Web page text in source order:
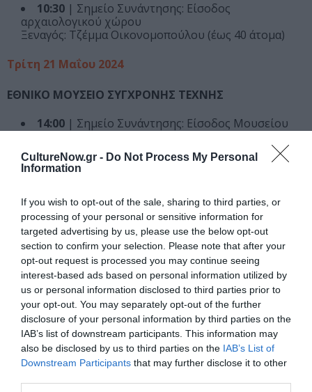
CultureNow.gr - Do Not Process My Personal
Information
If you wish to opt-out of the sale, sharing to third parties, or
processing of your personal or sensitive information for
targeted advertising by us, please use the below opt-out
section to confirm your selection. Please note that after your
opt-out request is processed you may continue seeing
interest-based ads based on personal information utilized by
us or personal information disclosed to third parties prior to
your opt-out. You may separately opt-out of the further
disclosure of your personal information by third parties on the
IAB’s list of downstream participants. This information may
also be disclosed by us to third parties on the IAB’s List of
Downstream Participants that may further disclose it to other
10:30 | Σημείο Συνάντησης: Είσοδος
αρχαιολογικού χώρου
Ξεναγός: Τζέμμα Οικονομοπούλου (έως 40 άτομα)
Τρίτη 21 Μαΐου 2024
ΕΘΝΙΚΟ ΜΟΥΣΕΙΟ ΣΥΓΧΡΟΝΗΣ ΤΕΧΝΗΣ
14:00 | Σημείο Συνάντησης: Είσοδος Μουσείου
Σάββατο 25 Μαΐου 2024
ΚΕΡΑΜΕΙΚΟΣ
10:30| Σημείο Συνάντησης: Είσοδος
αρχαιολογικού χώρου
Ξεναγός: Κασσάνδρα Ποριώτη (έως 40 άτομα)
ΕΘΝΙΚΟΣ ΚΗΠΟΣ
10:30| Σημείο Συνάντησης: Είσοδο Κήπου από
Λεωφ. Αμαλίας
Ξεναγός: Γεωργία Τόγκα (έως 30 άτομα)
Τρίτη 28 Μαΐου 2024